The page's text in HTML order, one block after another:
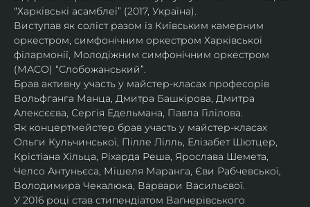
“Харківські асамблеї” (2017, Україна).
Виступав як соліст разом із Київським камерним
оркестром, симфонічним оркестром Харківської
філармонії, Молодіжним симфонічним оркестром
(МАСО) “Слобожанський”.
Брав активну участь у майстер-класах професорів
Вольфганга Манца, Дмитра Башкірова, Дмитра
Алексєєва, Сергія Едельмана, Павла Гілілова.
Як концертмейстер брав участь у майстер-класах
Ольги Кульчинської, Пілле Лілль, Елізабет Шютцер,
Крістіана Хільца, Ріхарда Реша, Ярослава Шемета,
Челсо Антуньєса, Мішеля Маранга, Єви Рабчевської,
Володимира Чекалюка, Варвари Васильєвої.
У 2016 році став стипендіатом Ваґнерівського